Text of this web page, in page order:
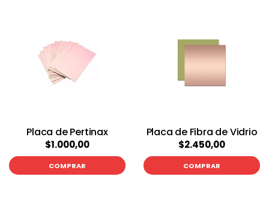
Placa de Pertinax
$1.000,00
COMPRAR
Placa de Fibra de Vidrio
$2.450,00
COMPRAR